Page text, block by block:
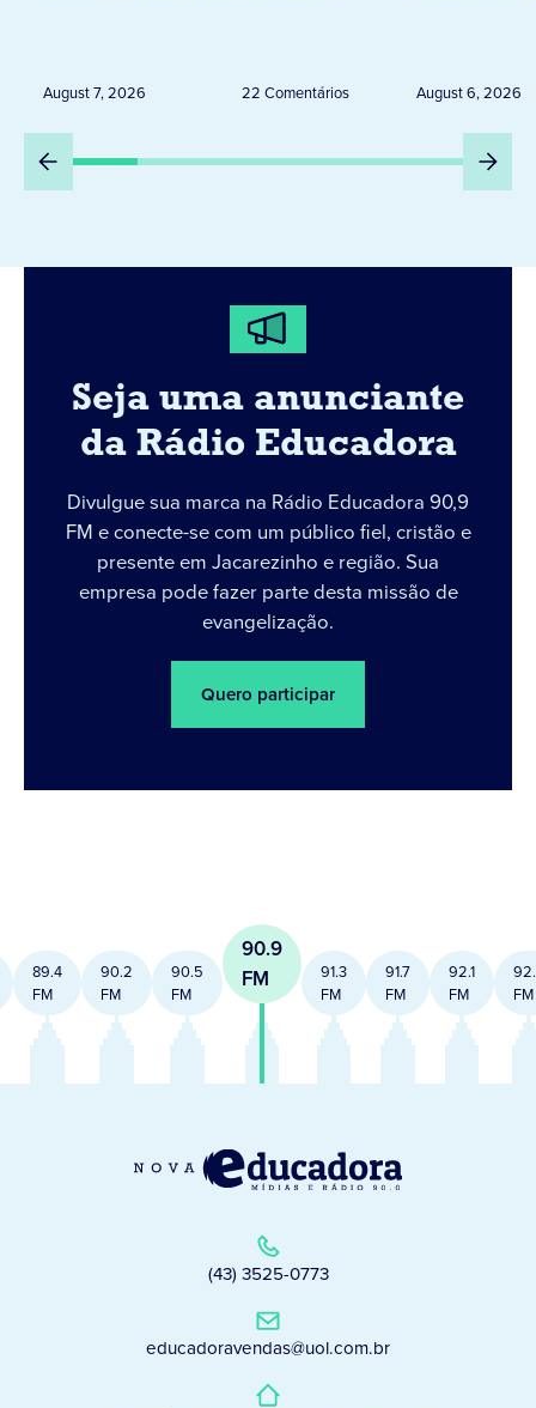
August 7, 2026 22 Comentários
Peru
August 6, 2026
Seja uma anunciante
da Rádio Educadora
Divulgue sua marca na Rádio Educadora 90,9
FM e conecte-se com um público fiel, cristão e
presente em Jacarezinho e região. Sua
empresa pode fazer parte desta missão de
evangelização.
Quero participar
89.4
FM
90.2
FM
90.5
FM
90.9
FM
91.3
FM
91.7
FM
92.1
FM
FM
(43) 3525-0773
educadoravendas@uol.com.br